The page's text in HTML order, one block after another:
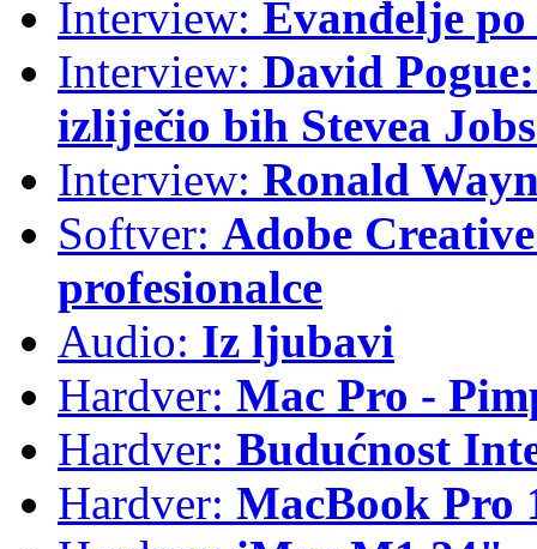
Interview: Evanđelje
Interview: David
izliječio bih Stevea
Interview: Ronald
Softver: Adobe
profesionalce
Audio: Iz ljubavi
Hardver: Mac Pro -
Hardver: Budućnost
Hardver: MacBook Pro